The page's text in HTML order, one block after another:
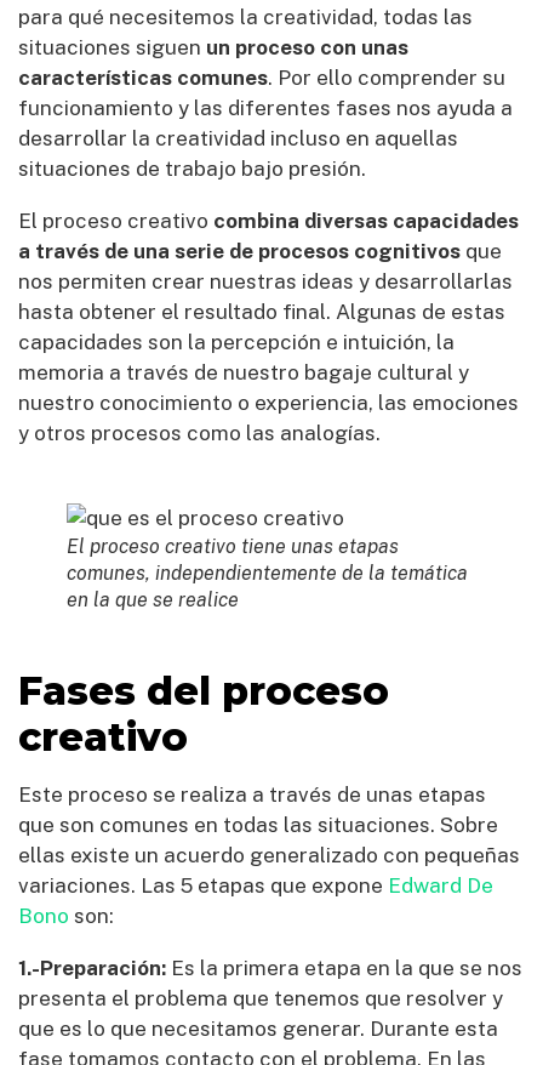
para qué necesitemos la creatividad, todas las
situaciones siguen un proceso con unas
características comunes. Por ello comprender su
funcionamiento y las diferentes fases nos ayuda a
desarrollar la creatividad incluso en aquellas
situaciones de trabajo bajo presión.
El proceso creativo combina diversas capacidades
a través de una serie de procesos cognitivos que
nos permiten crear nuestras ideas y desarrollarlas
hasta obtener el resultado final. Algunas de estas
capacidades son la percepción e intuición, la
memoria a través de nuestro bagaje cultural y
nuestro conocimiento o experiencia, las emociones
y otros procesos como las analogías.
El proceso creativo tiene unas etapas
comunes, independientemente de la temática
en la que se realice
Fases del proceso
creativo
Este proceso se realiza a través de unas etapas
que son comunes en todas las situaciones. Sobre
ellas existe un acuerdo generalizado con pequeñas
variaciones. Las 5 etapas que expone Edward De
Bono son:
1.-Preparación: Es la primera etapa en la que se nos
presenta el problema que tenemos que resolver y
que es lo que necesitamos generar. Durante esta
fase tomamos contacto con el problema. En las